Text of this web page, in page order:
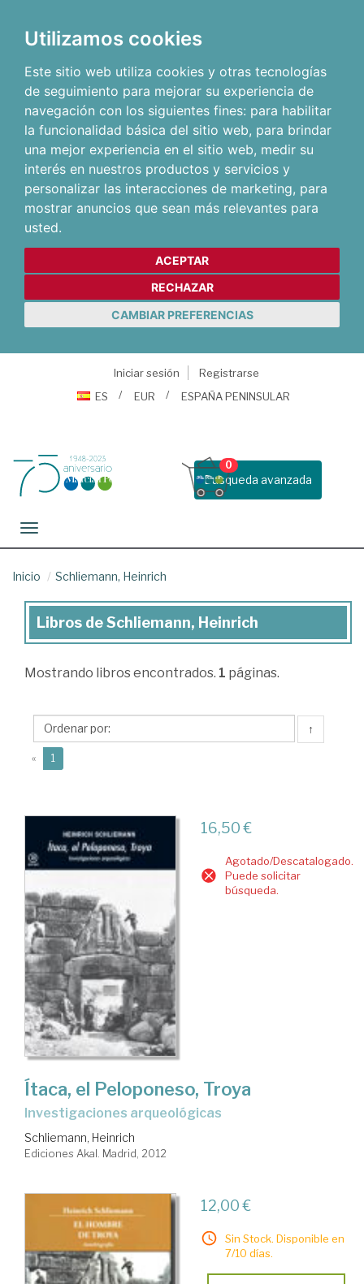
Utilizamos cookies
Este sitio web utiliza cookies y otras tecnologías
de seguimiento para mejorar su experiencia de
navegación con los siguientes fines: para habilitar
la funcionalidad básica del sitio web, para brindar
una mejor experiencia en el sitio web, medir su
interés en nuestros productos y servicios y
personalizar las interacciones de marketing, para
mostrar anuncios que sean más relevantes para
usted.
ACEPTAR
RECHAZAR
CAMBIAR PREFERENCIAS
Iniciar sesión
Registrarse
ES
EUR ESPAÑA PENINSULAR
Busqueda avanzada
0
Toggle navigation
Inicio Schliemann, Heinrich
Libros
Schliemann,
Libros de Schliemann, Heinrich
Mostrando libros encontrados. 1 páginas.
↑
« 1
16,50 €
Agotado/Descatalogado.
Puede solicitar
búsqueda.
Ítaca, el Peloponeso, Troya
investigaciones arqueológicas
Schliemann, Heinrich
Ediciones Akal. Madrid, 2012
12,00 €
Sin Stock. Disponible en
7/10 días.